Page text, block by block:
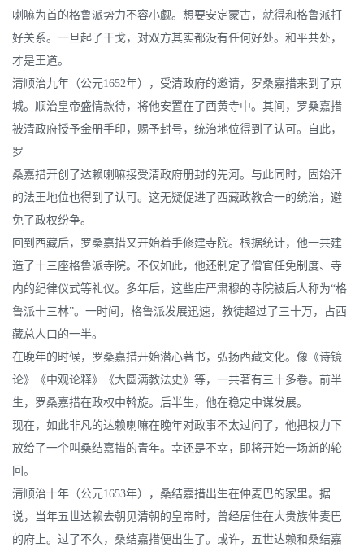
喇嘛为首的格鲁派势力不容小觑。想要安定蒙古，就得和格鲁派打
好关系。一旦起了干戈，对双方其实都没有任何好处。和平共处，
才是王道。
清顺治九年（公元1652年），受清政府的邀请，罗桑嘉措来到了京
城。顺治皇帝盛情款待，将他安置在了西黄寺中。其间，罗桑嘉措
被清政府授予金册手印，赐予封号，统治地位得到了认可。自此，
罗
桑嘉措开创了达赖喇嘛接受清政府册封的先河。与此同时，固始汗
的法王地位也得到了认可。这无疑促进了西藏政教合一的统治，避
免了政权纷争。
回到西藏后，罗桑嘉措又开始着手修建寺院。根据统计，他一共建
造了十三座格鲁派寺院。不仅如此，他还制定了僧官任免制度、寺
内的纪律仪式等礼仪。多年后，这些庄严肃穆的寺院被后人称为“格
鲁派十三林”。一时间，格鲁派发展迅速，教徒超过了三十万，占西
藏总人口的一半。
在晚年的时候，罗桑嘉措开始潜心著书，弘扬西藏文化。像《诗镜
论》《中观论释》《大圆满教法史》等，一共著有三十多卷。前半
生，罗桑嘉措在政权中斡旋。后半生，他在稳定中谋发展。
现在，如此非凡的达赖喇嘛在晚年对政事不太过问了，他把权力下
放给了一个叫桑结嘉措的青年。幸还是不幸，即将开始一场新的轮
回。
清顺治十年（公元1653年），桑结嘉措出生在仲麦巴的家里。据
说，当年五世达赖去朝见清朝的皇帝时，曾经居住在大贵族仲麦巴
的府上。过了不久，桑结嘉措便出生了。或许，五世达赖和桑结嘉